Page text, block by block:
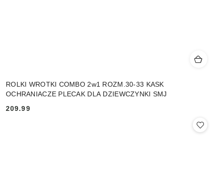
ROLKI WROTKI COMBO 2w1 ROZM.30-33 KASK
OCHRANIACZE PLECAK DLA DZIEWCZYNKI SMJ
Cena:
209.99